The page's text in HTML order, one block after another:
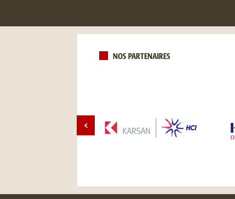
NOS PARTENAIRES